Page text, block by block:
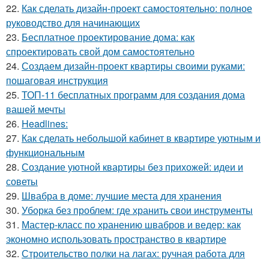
22. Как сделать дизайн-проект самостоятельно: полное
руководство для начинающих
23. Бесплатное проектирование дома: как
спроектировать свой дом самостоятельно
24. Создаем дизайн-проект квартиры своими руками:
пошаговая инструкция
25. ТОП-11 бесплатных программ для создания дома
вашей мечты
26. Headlines:
27. Как сделать небольшой кабинет в квартире уютным и
функциональным
28. Создание уютной квартиры без прихожей: идеи и
советы
29. Швабра в доме: лучшие места для хранения
30. Уборка без проблем: где хранить свои инструменты
31. Мастер-класс по хранению швабров и ведер: как
экономно использовать пространство в квартире
32. Строительство полки на лагах: ручная работа для